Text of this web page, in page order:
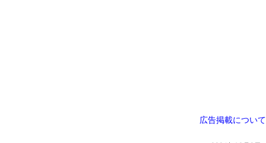
広告掲載について